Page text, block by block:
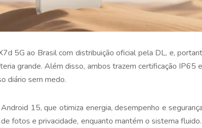
5G ao Brasil com distribuição oficial pela DL, e,
grande. Além disso, ambos trazem certificação IP65
diário sem medo.
15, que otimiza energia, desempenho e
fotos e privacidade, enquanto mantém o sistema